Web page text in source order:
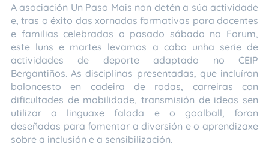
A asociación Un Paso Mais non detén a súa actividade
e, tras o éxito das xornadas formativas para docentes
e familias celebradas o pasado sábado no Forum,
este luns e martes levamos a cabo unha serie de
actividades de deporte adaptado no CEIP
Bergantiños. As disciplinas presentadas, que incluíron
baloncesto en cadeira de rodas, carreiras con
dificultades de mobilidade, transmisión de ideas sen
utilizar a linguaxe falada e o goalball, foron
deseñadas para fomentar a diversión e o aprendizaxe
sobre a inclusión e a sensibilización.